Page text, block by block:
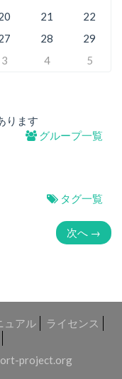
21
22
28
29
3 4 5
ります
グループ一覧
タグ一覧
次へ →
ュアル
ライセンス
project.org